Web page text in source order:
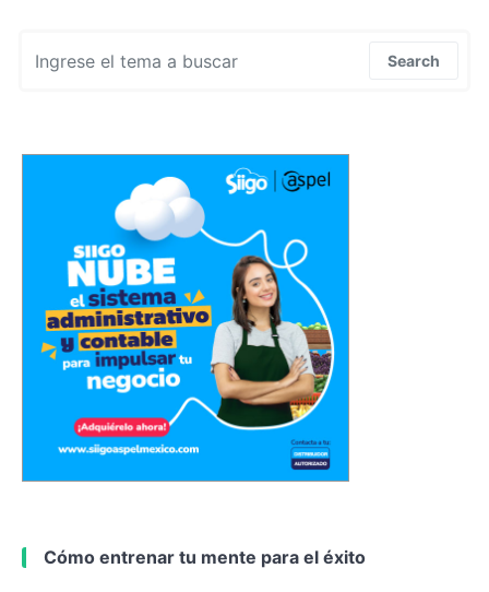
Search
Cómo entrenar tu mente para el éxito